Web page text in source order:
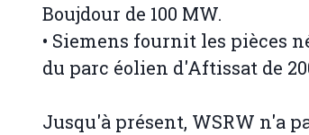
Boujdour de 100 MW.
• Siemens fournit les pièces
du parc éolien d'Aftissat de
Jusqu'à présent, WSRW n'a